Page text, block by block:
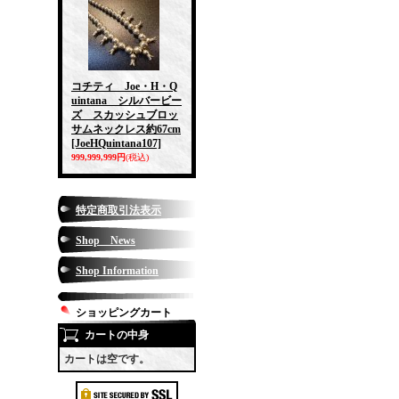
コチティ Joe・H・Q
uintana シルバービー
ズ スカッシュブロッ
サムネックレス約67cm
[JoeHQuintana107]
999,999,999円(税込)
特定商取引法表示
Shop News
Shop Information
ショッピングカート
カートの中身
カートは空です。